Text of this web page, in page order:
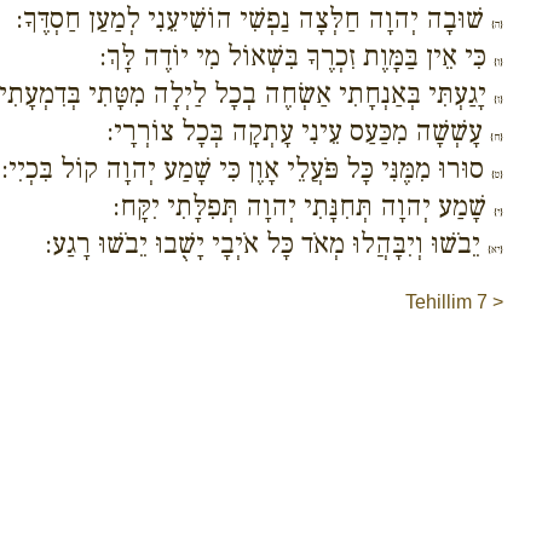
{ה} שׁוּבָה יְהוָה חַלְּצָה נַפְשִׁי הוֹשִׁיעֵנִי לְמַעַן חַסְדֶּךָ:
{ו} כִּי אֵין בַּמָּוֶת זִכְרֶךָ בִּשְׁאוֹל מִי יוֹדֶה לָּךְ:
{ז} יָגַעְתִּי בְּאַנְחָתִי אַשְׂחֶה בְכָל לַיְלָה מִטָּתִי
{ח} עָשְׁשָׁה מִכַּעַס עֵינִי עָתְקָה בְּכָל צוֹרְרָי:
{ט} סוּרוּ מִמֶּנִּי כָּל פֹּעֲלֵי אָוֶן כִּי שָׁמַע יְהוָה קוֹל בִּכְיִי:
{י} שָׁמַע יְהוָה תְּחִנָּתִי יְהוָה תְּפִלָּתִי יִקָּח:
{יא} יֵבֹשׁוּ וְיִבָּהֲלוּ מְאֹד כָּל אֹיְבָי יָשֻׁבוּ יֵבֹשׁוּ רָגַע:
Tehillim 7 >